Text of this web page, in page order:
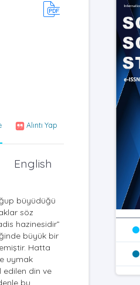
Alıntı Yap
English
büyüdüğü
söz
hazinesidir”
büyük bir
Hatta
uymak
edilen din ve
bu